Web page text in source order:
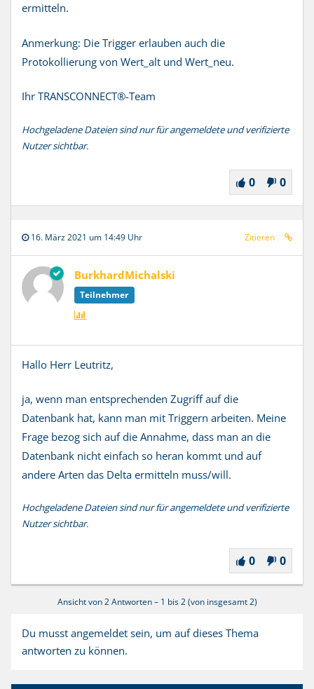
ermitteln.
Anmerkung: Die Trigger erlauben auch die
Protokollierung von Wert_alt und Wert_neu.
Ihr TRANSCONNECT®-Team
Hochgeladene Dateien sind nur für angemeldete und verifizierte
Nutzer sichtbar.
0 0
16. März 2021 um 14:49 Uhr Zitieren
BurkhardMichalski
Teilnehmer
Hallo Herr Leutritz,
ja, wenn man entsprechenden Zugriff auf die
Datenbank hat, kann man mit Triggern arbeiten. Meine
Frage bezog sich auf die Annahme, dass man an die
Datenbank nicht einfach so heran kommt und auf
andere Arten das Delta ermitteln muss/will.
Hochgeladene Dateien sind nur für angemeldete und verifizierte
Nutzer sichtbar.
0 0
Ansicht von 2 Antworten – 1 bis 2 (von insgesamt 2)
Du musst angemeldet sein, um auf dieses Thema
antworten zu können.